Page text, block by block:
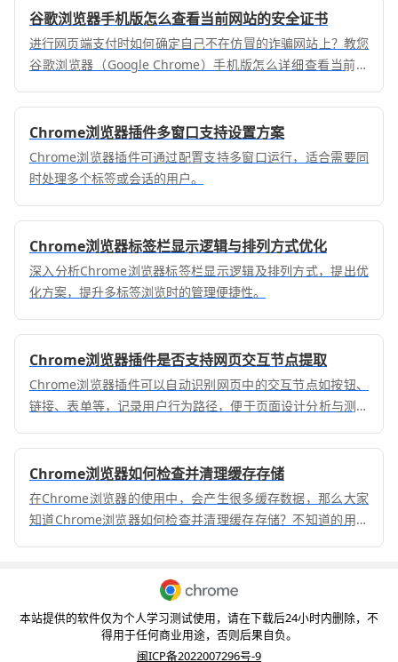
谷歌浏览器手机版怎么查看当前网站的安全证书
进行网页端支付时如何确定自己不在仿冒的诈骗网站上？教您
谷歌浏览器（Google Chrome）手机版怎么详细查看当前网
入网络骗局。
Chrome浏览器插件多窗口支持设置方案
Chrome浏览器插件可通过配置支持多窗口运行，适合需要同
时处理多个标签或会话的用户。
Chrome浏览器标签栏显示逻辑与排列方式优化
深入分析Chrome浏览器标签栏显示逻辑及排列方式，提出优
化方案，提升多标签浏览时的管理便捷性。
Chrome浏览器插件是否支持网页交互节点提取
Chrome浏览器插件可以自动识别网页中的交互节点如按钮、
链接、表单等，记录用户行为路径，便于页面设计分析与测试
Chrome浏览器如何检查并清理缓存存储
在Chrome浏览器的使用中，会产生很多缓存数据，那么大家
知道Chrome浏览器如何检查并清理缓存存储？不知道的用户
本站提供的软件仅为个人学习测试使用，请在下载后24小时内删除，不
得用于任何商业用途，否则后果自负。
闽ICP备2022007296号-9